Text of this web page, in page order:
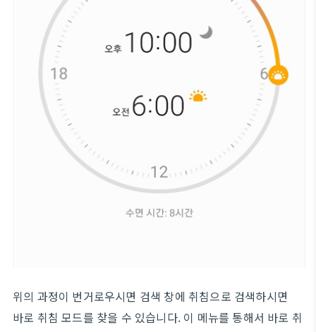
위의 과정이 번거로우시면 검색 창에 취침으로 검색하시면
바로 취침 모드를 찾을 수 있습니다. 이 메뉴를 통해서 바로 취